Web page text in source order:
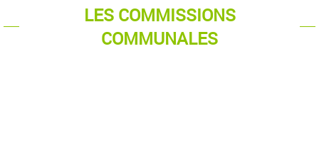
LES COMMISSIONS
COMMUNALES